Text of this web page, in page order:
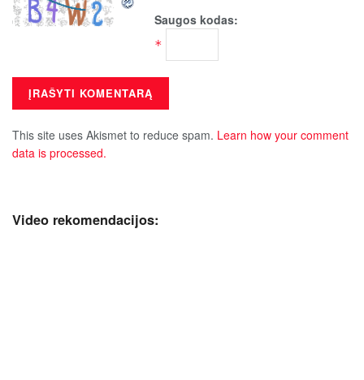
Saugos kodas:
*
This site uses Akismet to reduce spam. Learn how your comment
data is processed.
Video rekomendacijos: